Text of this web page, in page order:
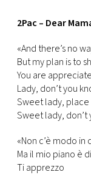
2Pac – Dear
«And there’s no
But my plan is to
You are
Lady, don’t you
Sweet lady, place
Sweet lady, don’t
«Non c’è modo in
Ma il mio piano è
Ti apprezzo